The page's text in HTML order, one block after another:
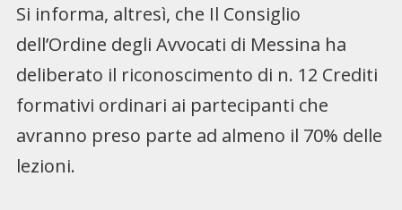
Si informa, altresì, che Il Consiglio
dell’Ordine degli Avvocati di Messina ha
deliberato il riconoscimento di n. 12 Crediti
formativi ordinari ai partecipanti che
avranno preso parte ad almeno il 70% delle
lezioni.